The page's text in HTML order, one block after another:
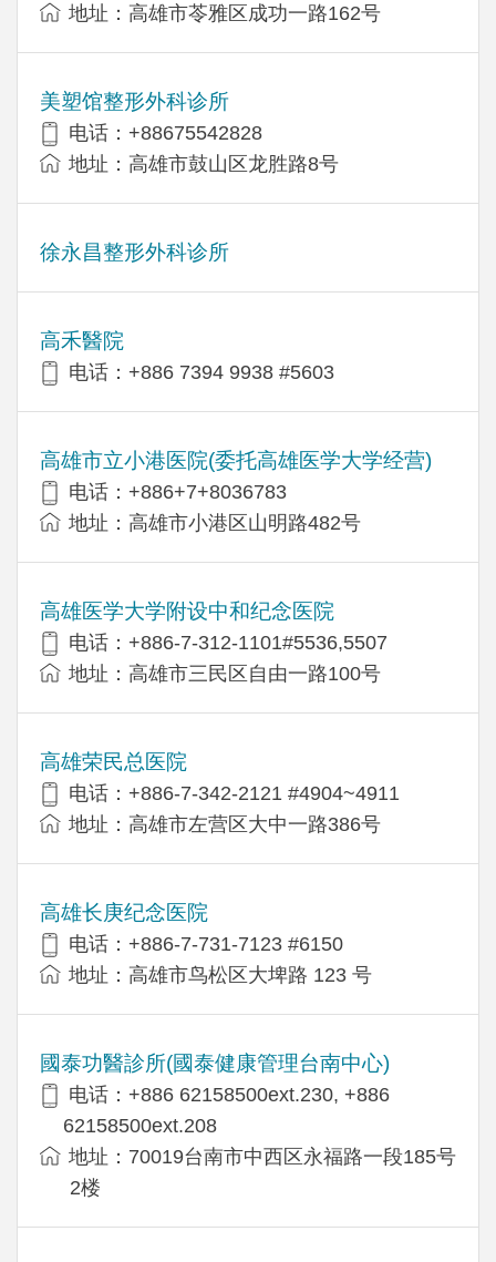
地址：高雄市苓雅区成功一路162号
美塑馆整形外科诊所
电话：+88675542828
地址：高雄市鼓山区龙胜路8号
徐永昌整形外科诊所
高禾醫院
电话：+886 7394 9938 #5603
高雄市立小港医院(委托高雄医学大学经营)
电话：+886+7+8036783
地址：高雄市小港区山明路482号
高雄医学大学附设中和纪念医院
电话：+886-7-312-1101#5536,5507
地址：高雄市三民区自由一路100号
高雄荣民总医院
电话：+886-7-342-2121 #4904~4911
地址：高雄市左营区大中一路386号
高雄长庚纪念医院
电话：+886-7-731-7123 #6150
地址：高雄市鸟松区大埤路 123 号
國泰功醫診所(國泰健康管理台南中心)
电话：+886 62158500ext.230, +886
62158500ext.208
地址：70019台南市中西区永福路一段185号
2楼